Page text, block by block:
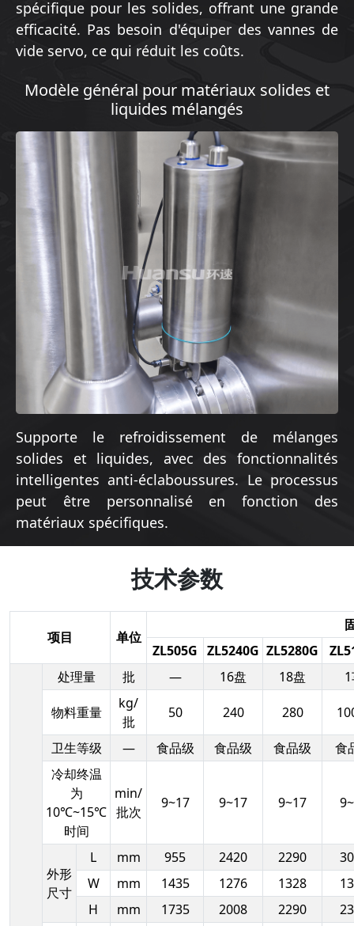
spécifique pour les solides, offrant une grande
efficacité. Pas besoin d'équiper des vannes de
vide servo, ce qui réduit les coûts.
Modèle général pour matériaux solides et
liquides mélangés
Supporte le refroidissement de mélanges
solides et liquides, avec des fonctionnalités
intelligentes anti-éclaboussures. Le processus
peut être personnalisé en fonction des
matériaux spécifiques.
技术参数
项目 单位
ZL505G ZL5240G ZL5280G
处理量 批 — 16盘 18盘
物料重量
kg/
批
50 240 280
卫生等级 — 食品级 食品级 食品级
食
冷却终温
为
10℃~15℃
时间
min/
批次
9~17 9~17 9~17
外形
尺寸
L mm 955 2420 2290
W
mm 1435 1276 1328
H
mm 1735 2008 2290